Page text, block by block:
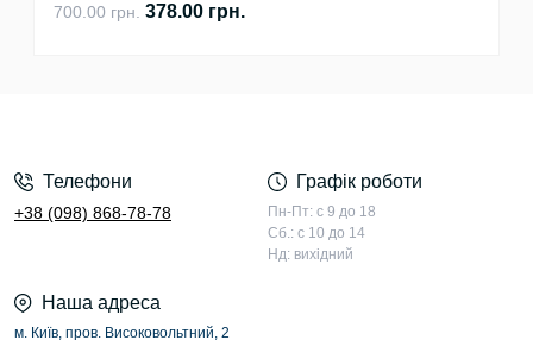
700.00 грн. 378.00 грн.
Телефони
+38 (098) 868-78-78
Графік роботи
Пн-Пт: с 9 до 18
Сб.: с 10 до 14
Нд: вихідний
Наша адреса
м. Київ, пров. Високовольтний, 2